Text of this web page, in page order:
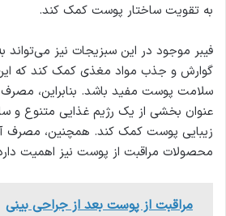
به تقویت ساختار پوست کمک کند.
فیبر موجود در این سبزیجات نیز می‌تواند
گوارش و جذب مواد مغذی کمک کند که این
سلامت پوست مفید باشد. بنابراین، مصرف
عنوان بخشی از یک رژیم غذایی متنوع و
زیبایی پوست کمک کند. همچنین، مصرف
محصولات مراقبت از پوست نیز اهمیت
مراقبت از پوست بعد از جراحی بینی